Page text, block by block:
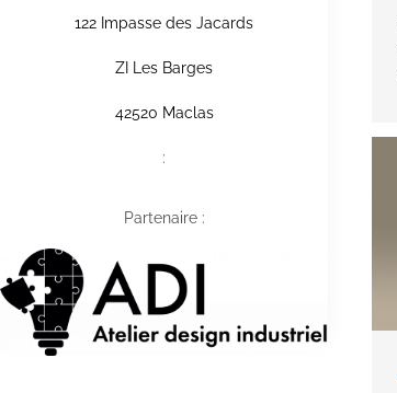
122 Impasse des Jacards
ZI Les Barges
42520 Maclas
:
Partenaire :